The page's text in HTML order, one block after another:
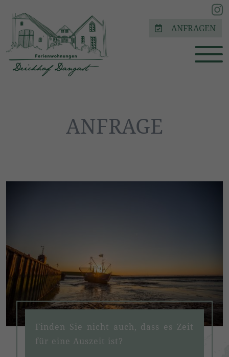
ANFRAGEN
ANFRAGE
Finden Sie nicht auch, dass es Zeit
für eine Auszeit ist?